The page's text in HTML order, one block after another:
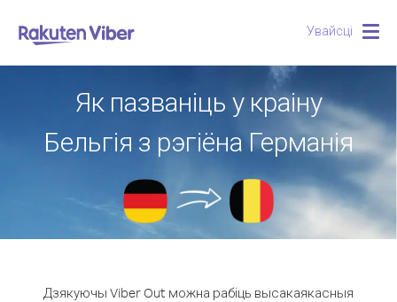
Увайсці
Як пазваніць у краіну
Бельгія з рэгіёна Германія
Дзякуючы Viber Out можна рабіць высакаякасныя